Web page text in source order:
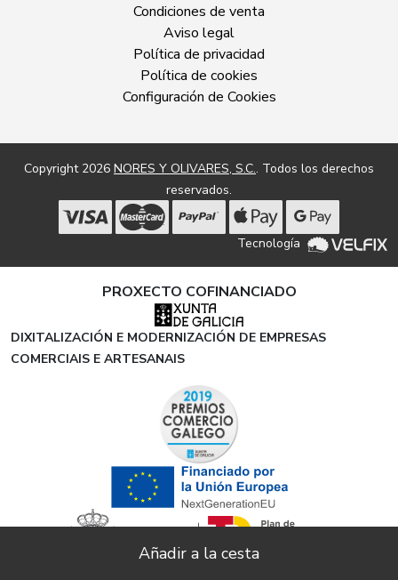
Condiciones de venta
Aviso legal
Política de privacidad
Política de cookies
Configuración de Cookies
Copyright 2026 NORES Y OLIVARES, S.C.. Todos los derechos
reservados.
Tecnología
PROXECTO COFINANCIADO
DIXITALIZACIÓN E MODERNIZACIÓN DE EMPRESAS
COMERCIAIS E ARTESANAIS
ENVIÓS GRATUITOS EN TODOS LOS PEDIDOS A